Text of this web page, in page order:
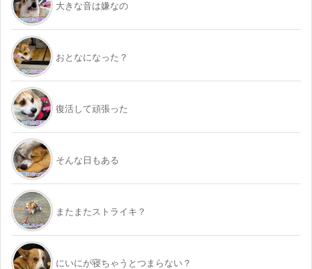
大きな音は嫌なの
おとなになった？
復活して頑張った
そんな日もある
またまたストライキ？
にいにが寝ちゃうとつまらない？